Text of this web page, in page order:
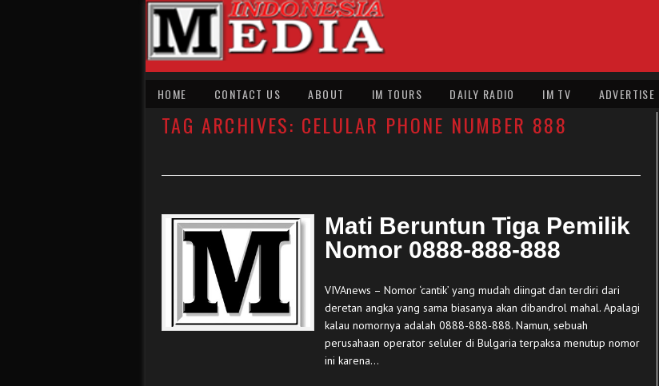
HOME CONTACT US ABOUT IM TOURS DAILY RADIO IM TV ADVERTISE
TAG ARCHIVES: CELULAR PHONE NUMBER 888
Mati Beruntun Tiga Pemilik
Nomor 0888-888-888
VIVAnews – Nomor ‘cantik’ yang mudah diingat dan terdiri dari
deretan angka yang sama biasanya akan dibandrol mahal. Apalagi
kalau nomornya adalah 0888-888-888. Namun, sebuah
perusahaan operator seluler di Bulgaria terpaksa menutup nomor
ini karena…